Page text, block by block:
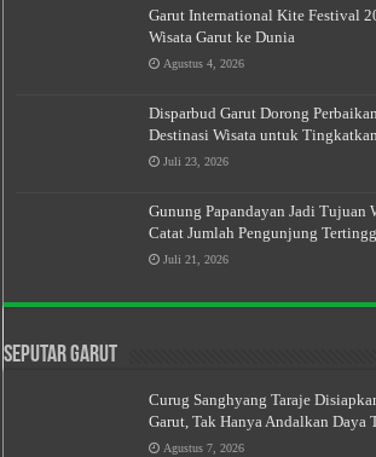
Garut International Kite Festival
Wisata Garut ke Dunia
Agustus 4, 2026
Disparbud Garut Dorong
Destinasi Wisata untuk
Juli 23, 2026
Gunung Papandayan Jadi Tujuan
Catat Jumlah Pengunjung
Juli 21, 2026
Seputar Garut
Curug Sanghyang Taraje
Garut, Tak Hanya Andalkan Daya
Agustus 7, 2026